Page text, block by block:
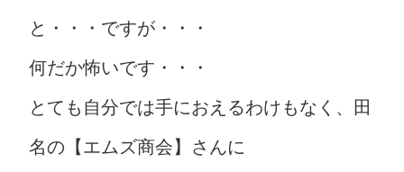
と・・・ですが・・・
何だか怖いです・・・
とても自分では手におえるわけもなく、田
名の【エムズ商会】さんに